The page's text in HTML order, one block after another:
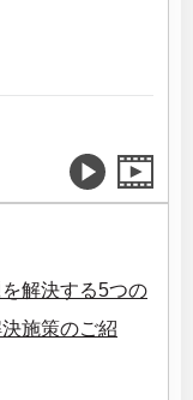
解決する5つの
施策のご紹